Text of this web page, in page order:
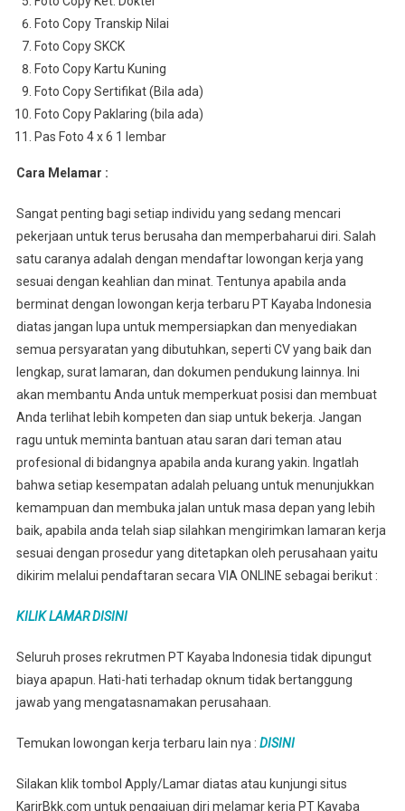
Foto Copy Transkip Nilai
Foto Copy SKCK
Foto Copy Kartu Kuning
Foto Copy Sertifikat (Bila ada)
Foto Copy Paklaring (bila ada)
Pas Foto 4 x 6 1 lembar
Cara Melamar :
Sangat penting bagi setiap individu yang sedang mencari
pekerjaan untuk terus berusaha dan memperbaharui diri. Salah
satu caranya adalah dengan mendaftar lowongan kerja yang
sesuai dengan keahlian dan minat. Tentunya apabila anda
berminat dengan lowongan kerja terbaru PT Kayaba Indonesia
diatas jangan lupa untuk mempersiapkan dan menyediakan
semua persyaratan yang dibutuhkan, seperti CV yang baik dan
lengkap, surat lamaran, dan dokumen pendukung lainnya. Ini
akan membantu Anda untuk memperkuat posisi dan membuat
Anda terlihat lebih kompeten dan siap untuk bekerja. Jangan
ragu untuk meminta bantuan atau saran dari teman atau
profesional di bidangnya apabila anda kurang yakin. Ingatlah
bahwa setiap kesempatan adalah peluang untuk menunjukkan
kemampuan dan membuka jalan untuk masa depan yang lebih
baik, apabila anda telah siap silahkan mengirimkan lamaran kerja
sesuai dengan prosedur yang ditetapkan oleh perusahaan yaitu
dikirim melalui pendaftaran secara VIA ONLINE sebagai berikut :
KILIK LAMAR DISINI
Seluruh proses rekrutmen PT Kayaba Indonesia tidak dipungut
biaya apapun. Hati-hati terhadap oknum tidak bertanggung
jawab yang mengatasnamakan perusahaan.
Temukan lowongan kerja terbaru lain nya : DISINI
Silakan klik tombol Apply/Lamar diatas atau kunjungi situs
KarirBkk.com untuk pengajuan diri melamar kerja PT Kayaba